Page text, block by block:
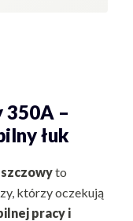
350A –
łuk
to
którzy oczekują
pracy i